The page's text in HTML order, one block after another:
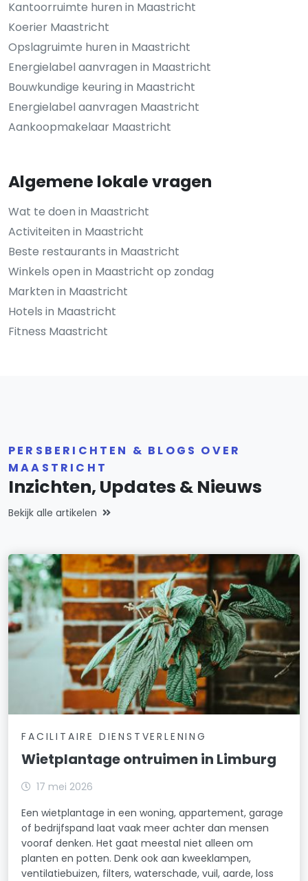
Kantoorruimte huren in Maastricht
Koerier Maastricht
Opslagruimte huren in Maastricht
Energielabel aanvragen in Maastricht
Bouwkundige keuring in Maastricht
Energielabel aanvragen Maastricht
Aankoopmakelaar Maastricht
Algemene lokale vragen
Wat te doen in Maastricht
Activiteiten in Maastricht
Beste restaurants in Maastricht
Winkels open in Maastricht op zondag
Markten in Maastricht
Hotels in Maastricht
Fitness Maastricht
PERSBERICHTEN & BLOGS OVER
MAASTRICHT
Inzichten, Updates & Nieuws
Bekijk alle artikelen
FACILITAIRE DIENSTVERLENING
Wietplantage ontruimen in Limburg
17 mei 2026
Een wietplantage in een woning, appartement, garage
of bedrijfspand laat vaak meer achter dan mensen
vooraf denken. Het gaat meestal niet alleen om
planten en potten. Denk ook aan kweeklampen,
ventilatiebuizen, filters, waterschade, vuil, aarde, loss